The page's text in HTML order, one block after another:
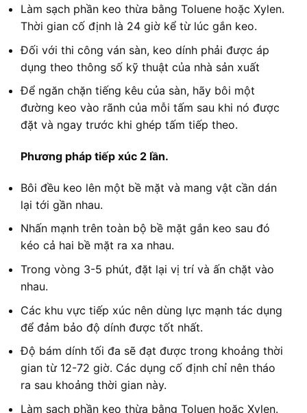
Làm sạch phần keo thừa bằng Toluene hoặc Xylen.
Thời gian cố định là 24 giờ kể từ lúc gắn keo.
Đối với thi công ván sàn, keo dính phải được áp
dụng theo thông số kỹ thuật của nhà sản xuất
Để ngăn chặn tiếng kêu của sàn, hãy bôi một
đường keo vào rãnh của mỗi tấm sau khi nó được
đặt và ngay trước khi ghép tấm tiếp theo.
Phương pháp tiếp xúc 2 lần.
Bôi đều keo lên một bề mặt và mang vật cần dán
lại tới gần nhau.
Nhấn mạnh trên toàn bộ bề mặt gắn keo sau đó
kéo cả hai bề mặt ra xa nhau.
Trong vòng 3-5 phút, đặt lại vị trí và ấn chặt vào
nhau.
Các khu vực tiếp xúc nên dùng lực mạnh tác dụng
để đảm bảo độ dính được tốt nhất.
Độ bám dính tối đa sẽ đạt được trong khoảng thời
gian từ 12-72 giờ. Các dụng cố định chỉ nên tháo
ra sau khoảng thời gian này.
Làm sạch phần keo thừa bằng Toluen hoặc Xylen.